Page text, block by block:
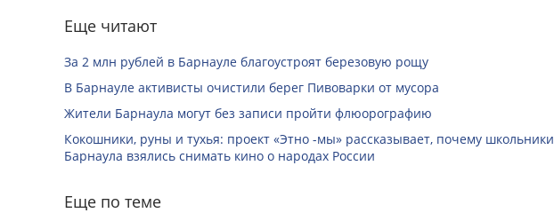
Еще читают
За 2 млн рублей в Барнауле благоустроят березовую рощу
В Барнауле активисты очистили берег Пивоварки от мусора
Жители Барнаула могут без записи пройти флюорографию
Кокошники, руны и тухья: проект «Этно -мы» рассказывает, почему школьники
Барнаула взялись снимать кино о народах России
Еще по теме